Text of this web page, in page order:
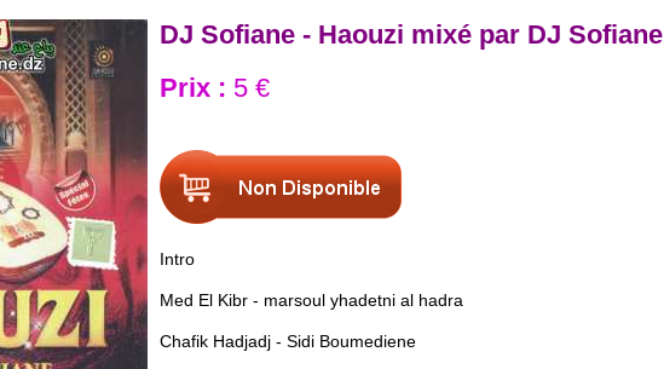
DJ Sofiane - Haouzi mixé par DJ Sofiane
Prix : 5 €
Intro
Med El Kibr - marsoul yhadetni al hadra
Chafik Hadjadj - Sidi Boumediene